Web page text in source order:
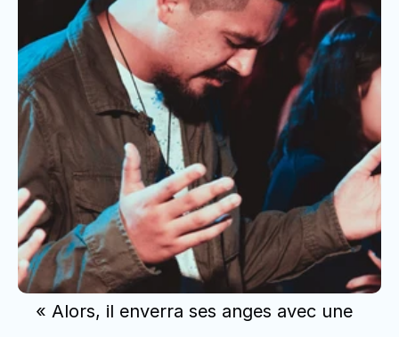
« Alors, il enverra ses anges avec une